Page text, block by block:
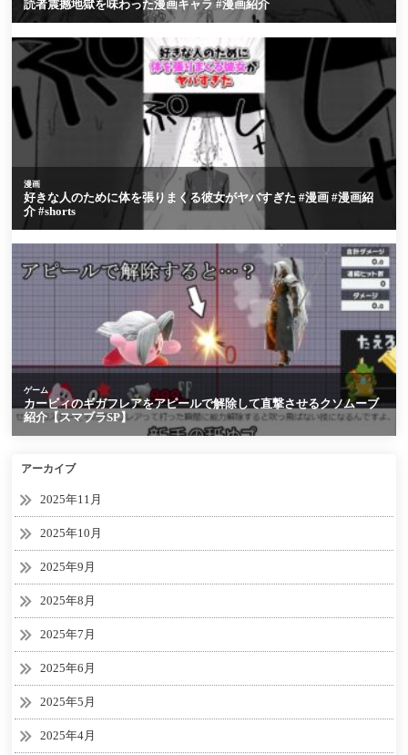
アーカイブ
2025年11月
2025年10月
2025年9月
2025年8月
2025年7月
2025年6月
2025年5月
2025年4月